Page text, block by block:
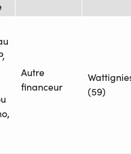
Autre
financeur
(59)